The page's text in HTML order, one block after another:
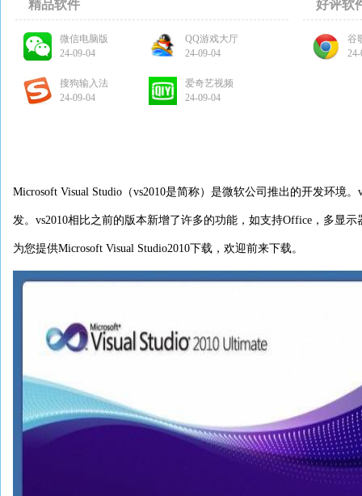
精品软件
微信电脑版
24-09-04
QQ游戏大厅
24-09-04
搜狗输入法
24-09-04
爱奇艺视频
24-09-04
好评软
谷
Microsoft Visual Studio（vs2010是简称）是微软公司推出的开发环境
发。vs2010相比之前的版本新增了许多的功能，如支持Office，多显
为您提供Microsoft Visual Studio2010下载，欢迎前来下载。